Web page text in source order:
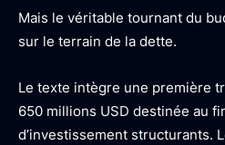
Mais le véritable tournant du
sur le terrain de la dette.
Le texte intègre une première
650 millions USD destinée au
d’investissement structurants.